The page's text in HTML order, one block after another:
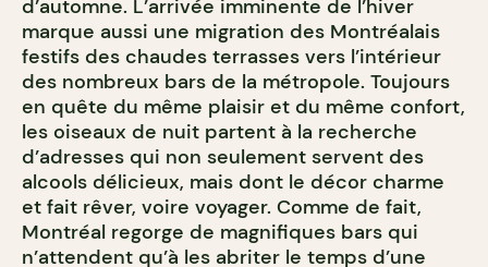
d’automne. L’arrivée imminente de l’hiver
marque aussi une migration des Montréalais
festifs des chaudes terrasses vers l’intérieur
des nombreux bars de la métropole. Toujours
en quête du même plaisir et du même confort,
les oiseaux de nuit partent à la recherche
d’adresses qui non seulement servent des
alcools délicieux, mais dont le décor charme
et fait rêver, voire voyager. Comme de fait,
Montréal regorge de magnifiques bars qui
n’attendent qu’à les abriter le temps d’une